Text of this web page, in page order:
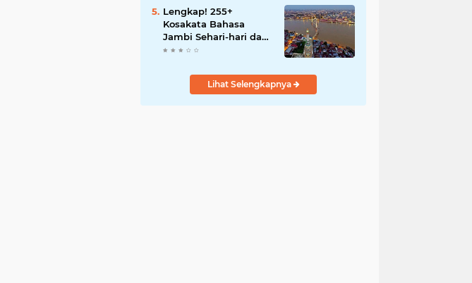
Lengkap! 255+
Kosakata Bahasa
Jambi Sehari-hari dan
Artinya
Lihat Selengkapnya